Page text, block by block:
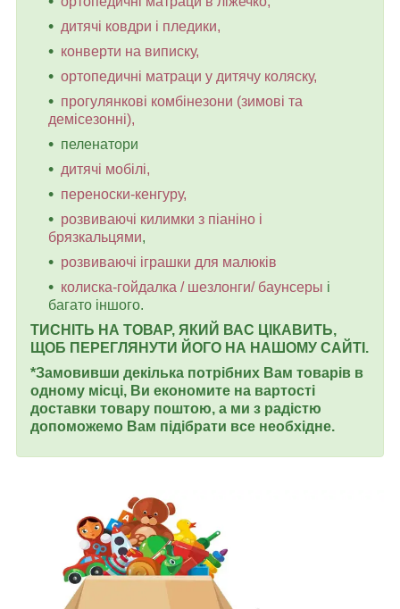
дитячі ковдри і пледики,
конверти на виписку,
ортопедичні матраци у дитячу коляску,
прогулянкові комбінезони (зимові та
демісезонні),
пеленатори
дитячі мобілі,
переноски-кенгуру,
розвиваючі килимки з піаніно і
брязкальцями,
розвиваючі іграшки для малюків
колиска-гойдалка / шезлонги/ баунсеры і
багато іншого.
ТИСНІТЬ НА ТОВАР, ЯКИЙ ВАС ЦІКАВИТЬ,
ЩОБ ПЕРЕГЛЯНУТИ ЙОГО НА НАШОМУ САЙТІ.
*Замовивши декілька потрібних Вам товарів в
одному місці, Ви економите на вартості
доставки товару поштою, а ми з радістю
допоможемо Вам підібрати все необхідне.